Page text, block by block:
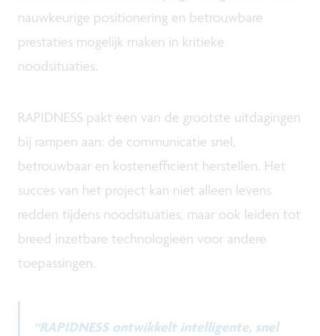
nauwkeurige positionering en betrouwbare
prestaties mogelijk maken in kritieke
noodsituaties.
RAPIDNESS pakt een van de grootste uitdagingen
bij rampen aan: de communicatie snel,
betrouwbaar en kostenefficiënt herstellen. Het
succes van het project kan niet alleen levens
redden tijdens noodsituaties, maar ook leiden tot
breed inzetbare technologieën voor andere
toepassingen.
“RAPIDNESS ontwikkelt intelligente, snel